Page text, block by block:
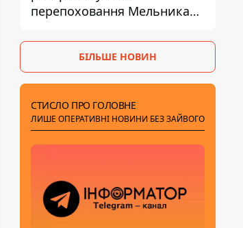
перепоховання Мельника
ізоляції
БІЛЬШЕ НОВИН
СТИСЛО ПРО ГОЛОВНЕ
ЛИШЕ ОПЕРАТИВНІ НОВИНИ БЕЗ ЗАЙВОГО